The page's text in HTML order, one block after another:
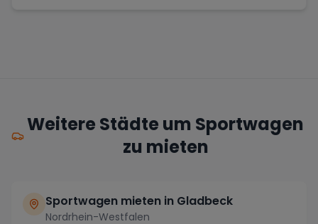
Weitere Städte um Sportwagen
zu mieten
Sportwagen mieten in Gladbeck
Nordrhein-Westfalen